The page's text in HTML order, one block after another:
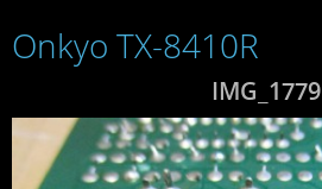
Onkyo TX-8410R
IMG_1779